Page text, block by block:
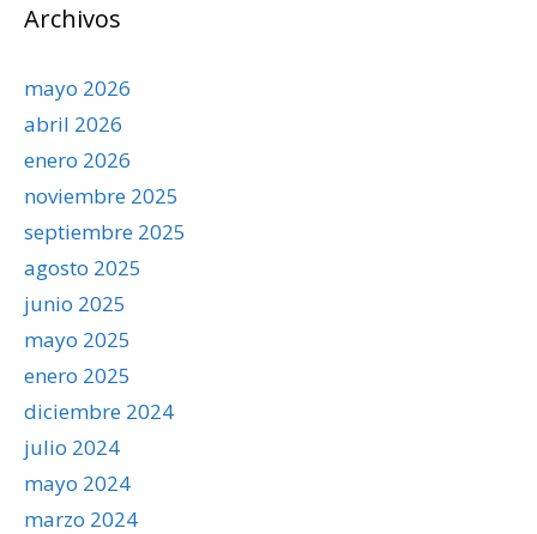
Archivos
mayo 2026
abril 2026
enero 2026
noviembre 2025
septiembre 2025
agosto 2025
junio 2025
mayo 2025
enero 2025
diciembre 2024
julio 2024
mayo 2024
marzo 2024